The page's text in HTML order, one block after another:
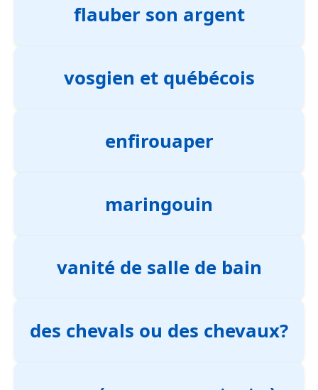
flauber son argent
vosgien et québécois
enfirouaper
maringouin
vanité de salle de bain
des chevals ou des chevaux?